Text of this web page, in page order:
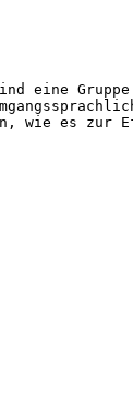
sind eine
wie es zur